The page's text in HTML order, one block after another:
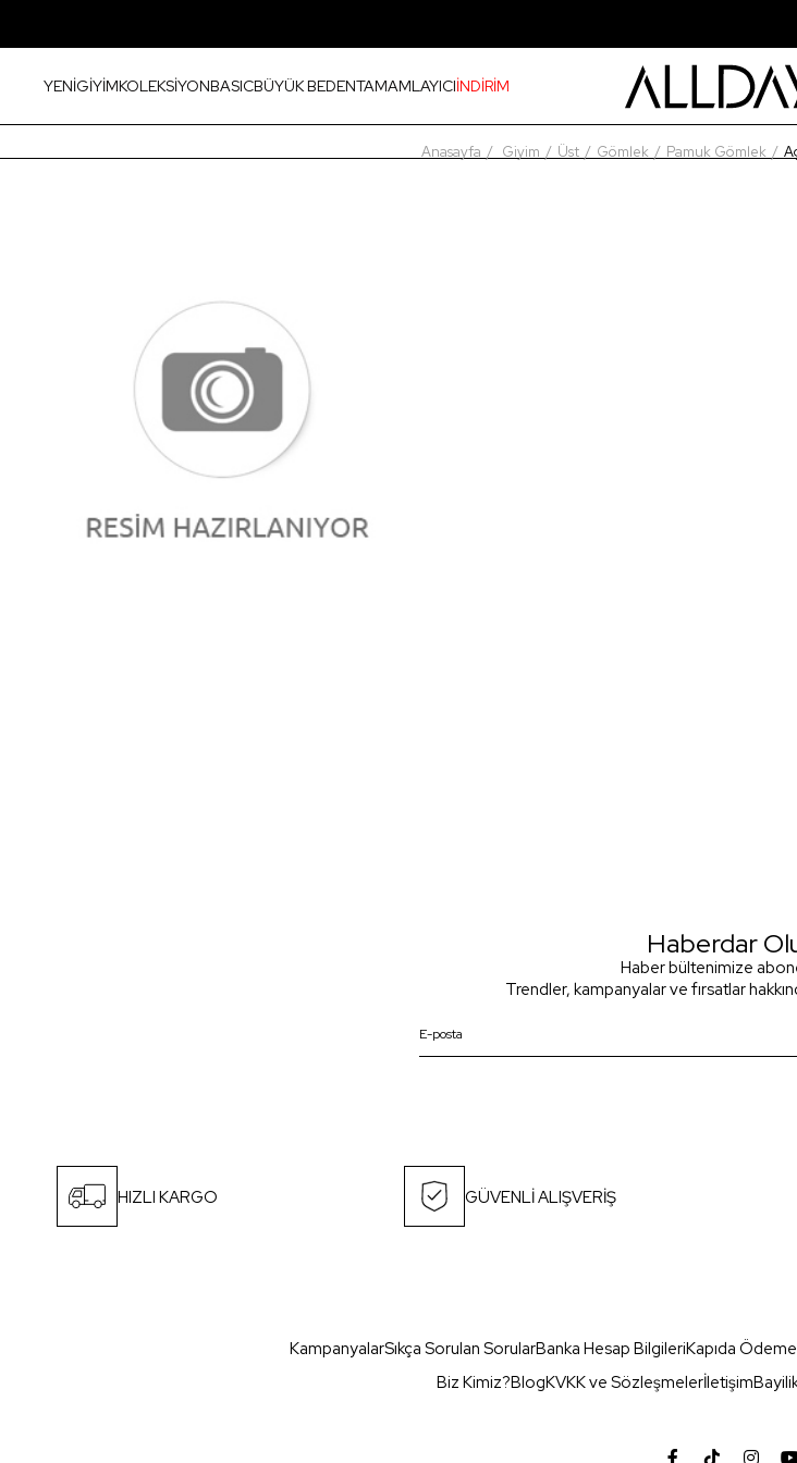
YENİGİYİMKOLEKSİYONBASICBÜYÜK BEDENTAMAMLAYICIİNDİRİM
Anasayfa Giyim Üst Gömlek Pamuk Gömlek
Haberdar
Haber bültenimize
Trendler, kampanyalar ve fırsatlar
HIZLI KARGO GÜVENLİ ALIŞVERİŞ
KampanyalarSıkça Sorulan SorularBanka Hesap BilgileriKapıda Ödeme
Biz Kimiz?BlogKVKK ve Sözleşmelerİletişim